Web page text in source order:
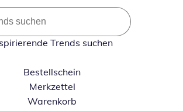
Trends suchen
Bestellschein
Merkzettel
Warenkorb